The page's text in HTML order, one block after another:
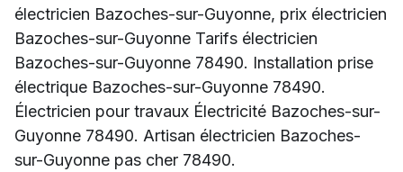
électricien Bazoches-sur-Guyonne, prix électricien
Bazoches-sur-Guyonne Tarifs électricien
Bazoches-sur-Guyonne 78490. Installation prise
électrique Bazoches-sur-Guyonne 78490.
Électricien pour travaux Électricité Bazoches-sur-
Guyonne 78490. Artisan électricien Bazoches-
sur-Guyonne pas cher 78490.